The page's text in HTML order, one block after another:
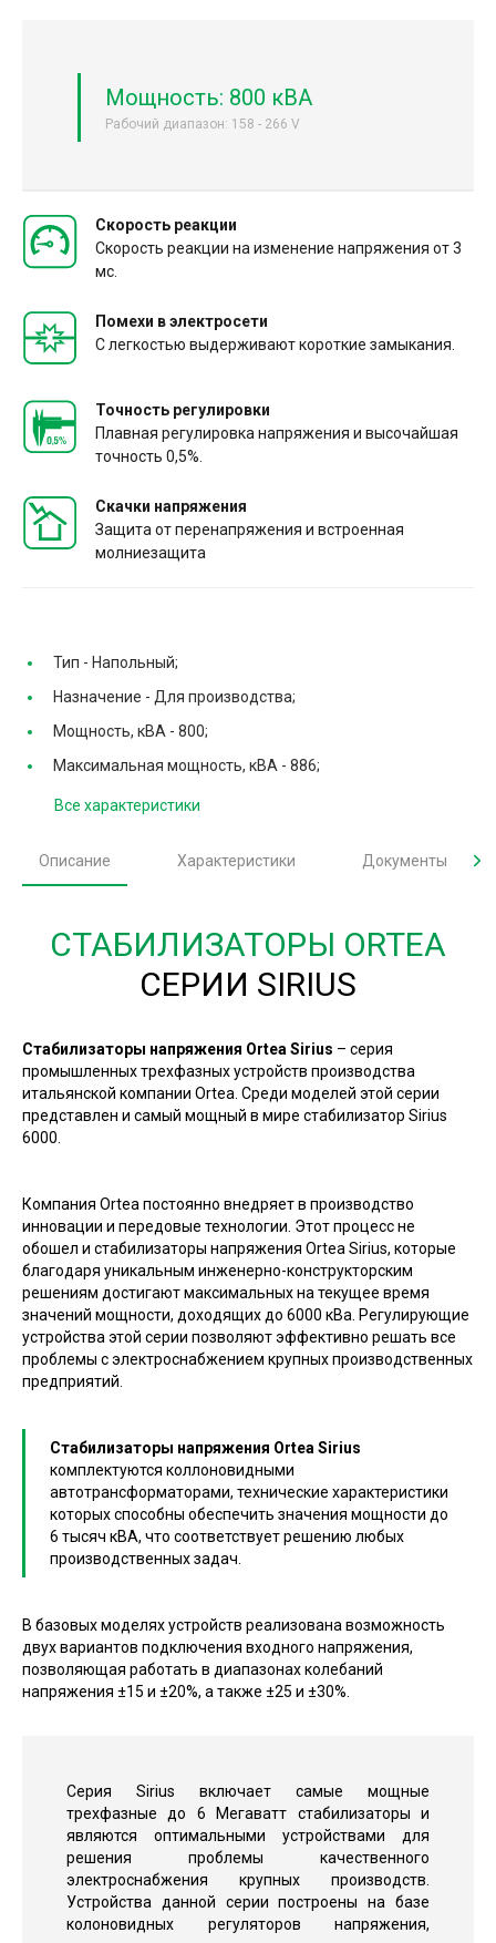
Мощность: 800 кВА
Рабочий диапазон: 158 - 266 V
Скорость реакции
Скорость реакции на изменение напряжения от 3
мс.
Помехи в электросети
С легкостью выдерживают короткие замыкания.
Точность регулировки
Плавная регулировка напряжения и высочайшая
точность 0,5%.
Скачки напряжения
Защита от перенапряжения и встроенная
молниезащита
Тип - Напольный;
Назначение - Для производства;
Мощность, кВА - 800;
Максимальная мощность, кВА - 886;
Все характеристики
Описание Характеристики Документы
СТАБИЛИЗАТОРЫ ORTEA
СЕРИИ SIRIUS
Стабилизаторы напряжения Ortea Sirius – серия
промышленных трехфазных устройств производства
итальянской компании Ortea. Среди моделей этой серии
представлен и самый мощный в мире стабилизатор Sirius
6000.
Компания Ortea постоянно внедряет в производство
инновации и передовые технологии. Этот процесс не
обошел и стабилизаторы напряжения Ortea Sirius, которые
благодаря уникальным инженерно-конструкторским
решениям достигают максимальных на текущее время
значений мощности, доходящих до 6000 кВа. Регулирующие
устройства этой серии позволяют эффективно решать все
проблемы с электроснабжением крупных производственных
предприятий.
Стабилизаторы напряжения Ortea Sirius
комплектуются коллоновидными
автотрансформаторами, технические характеристики
которых способны обеспечить значения мощности до
6 тысяч кВА, что соответствует решению любых
производственных задач.
В базовых моделях устройств реализована возможность
двух вариантов подключения входного напряжения,
позволяющая работать в диапазонах колебаний
напряжения ±15 и ±20%, а также ±25 и ±30%.
Серия Sirius включает самые мощные
трехфазные до 6 Мегаватт стабилизаторы и
являются оптимальными устройствами для
решения проблемы качественного
электроснабжения крупных производств.
Устройства данной серии построены на базе
колоновидных регуляторов напряжения,